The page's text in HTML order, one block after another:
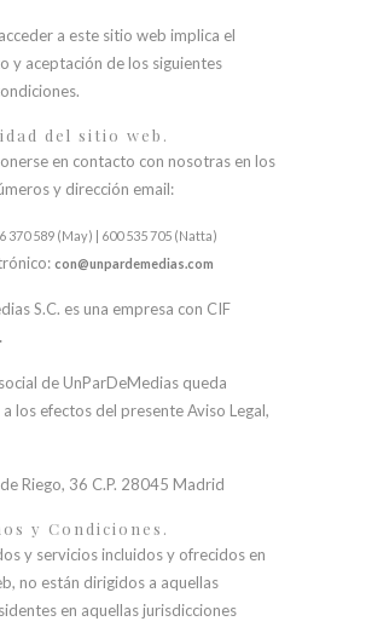
a este sitio web implica el
y aceptación de los siguientes
del sitio web.
en contacto con nosotras en los
y dirección email:
370 589 (May) | 600 535 705 (Natta)
con@unpardemedias.com
S.C. es una empresa con CIF
.
de UnParDeMedias queda
los efectos del presente Aviso Legal,
Riego, 36 C.P. 28045 Madrid
y Condiciones.
y servicios incluidos y ofrecidos en
no están dirigidos a aquellas
en aquellas jurisdicciones